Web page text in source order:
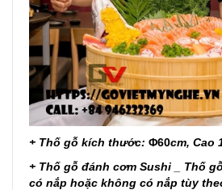
+ Thố gỗ kích thước: Φ60cm, Cao
+ Thố gỗ đánh cơm Sushi _ Thố
có nắp hoặc không có nắp tùy